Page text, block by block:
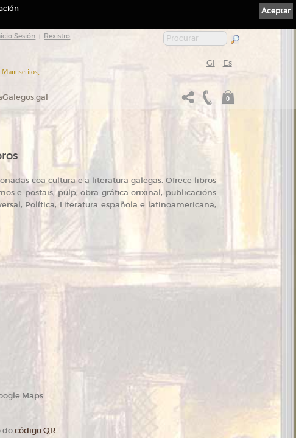
Sesión Rexistro
...
Gl Es
0
coa cultura e a literatura galegas. Ofrece libros
e postais, pulp, obra gráfica orixinal, publicacións
Política, Literatura española e latinoamericana,
Maps.
docódigo QR.
Aceptar